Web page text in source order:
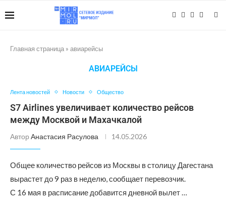
Главная страница » авиарейсы
АВИАРЕЙСЫ
Лента новостей Новости Общество
S7 Airlines увеличивает количество рейсов
между Москвой и Махачкалой
Автор Анастасия Расулова 14.05.2026
Общее количество рейсов из Москвы в столицу Дагестана
вырастет до 9 раз в неделю, сообщает перевозчик.
С 16 мая в расписание добавится дневной вылет …